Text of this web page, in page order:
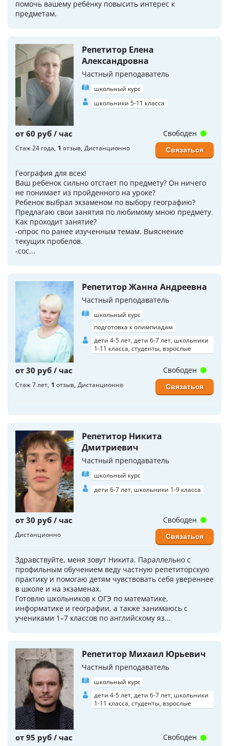
помочь вашему ребёнку повысить интерес к
предметам.
Репетитор Елена
Александровна
Частный преподаватель
школьный курс
школьники 5-11 класса
от 60 руб / час
Стаж 24 года 1 отзыв Дистанционно
География для всех!
Ваш ребенок сильно отстает по предмету? Он ничего
не понимает из пройденного на уроке?
Ребенок выбрал экзаменом по выбору географию?
Предлагаю свои занятия по любимому мною предмету.
Как проходит занятие?
-опрос по ранее изученным темам. Выяснение
текущих пробелов.
-сос...
Свободен
Связаться
Репетитор Жанна Андреевна
Частный преподаватель
школьный курс
подготовка к олимпиадам
дети 4-5 лет, дети 6-7 лет, школьники
1-11 класса, студенты, взрослые
от 30 руб / час
Стаж 7 лет 1 отзыв Дистанционно
Свободен
Связаться
Репетитор Никита
Дмитриевич
Частный преподаватель
школьный курс
дети 6-7 лет, школьники 1-9 класса
от 30 руб / час
Дистанционно
Здравствуйте, меня зовут Никита. Параллельно с
профильным обучением веду частную репетиторскую
практику и помогаю детям чувствовать себя увереннее
в школе и на экзаменах.
Готовлю школьников к ОГЭ по математике,
информатике и географии, а также занимаюсь с
учениками 1–7 классов по английскому яз...
Свободен
Связаться
Репетитор Михаил Юрьевич
Частный преподаватель
школьный курс
дети 4-5 лет, дети 6-7 лет, школьники
1-11 класса, студенты, взрослые
от 95 руб / час Свободен